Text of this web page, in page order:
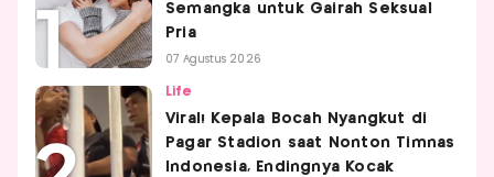
Semangka untuk Gairah Seksual
Pria
07 Agustus 2026
Life
Viral! Kepala Bocah Nyangkut di
Pagar Stadion saat Nonton Timnas
Indonesia, Endingnya Kocak